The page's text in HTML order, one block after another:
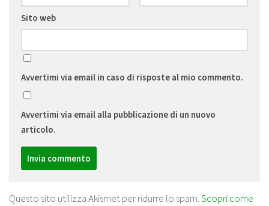
Sito web
Avvertimi via email in caso di risposte al mio commento.
Avvertimi via email alla pubblicazione di un nuovo
articolo.
Questo sito utilizza Akismet per ridurre lo spam.Scopri come